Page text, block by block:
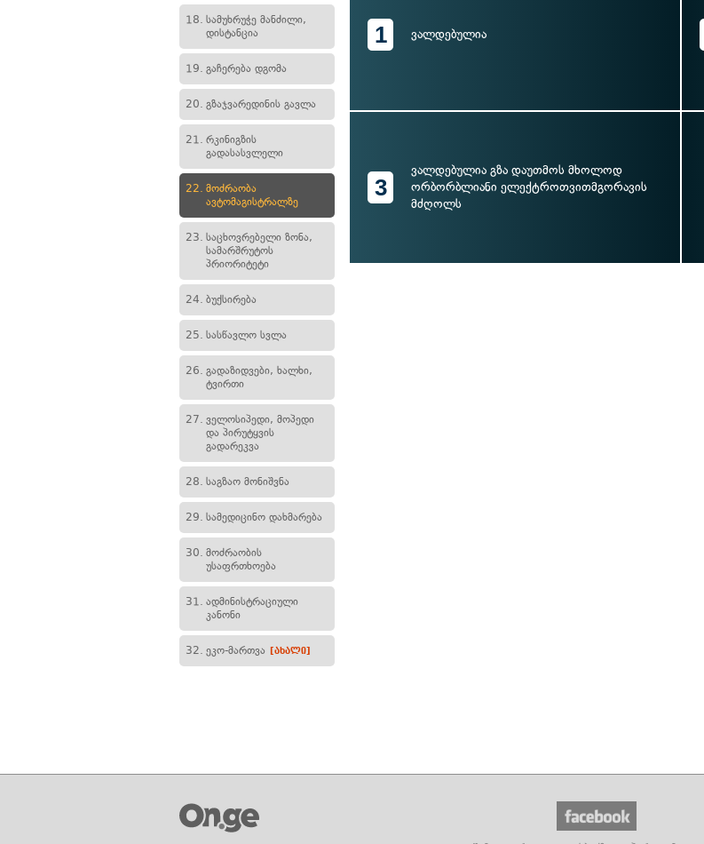
18. სამუხრუჭე მანძილი,
დისტანცია
19. გაჩერება დგომა
20. გზაჯვარედინის გავლა
21. რკინიგზის
გადასასვლელი
22. მოძრაობა
ავტომაგისტრალზე
23. საცხოვრებელი ზონა,
სამარშრუტოს
პრიორიტეტი
24. ბუქსირება
25. სასწავლო სვლა
26. გადაზიდვები, ხალხი,
ტვირთი
27. ველოსიპედი, მოპედი
და პირუტყვის
გადარეკვა
28. საგზაო მონიშვნა
29. სამედიცინო დახმარება
30. მოძრაობის
უსაფრთხოება
31. ადმინისტრაციული
კანონი
32. ეკო-მართვა [ახალი]
1 ვალდებულია
3
ვალდებულია გზა დაუთმოს მხოლოდ
ორბორბლიანი ელექტროთვითმგორავის
მძღოლს